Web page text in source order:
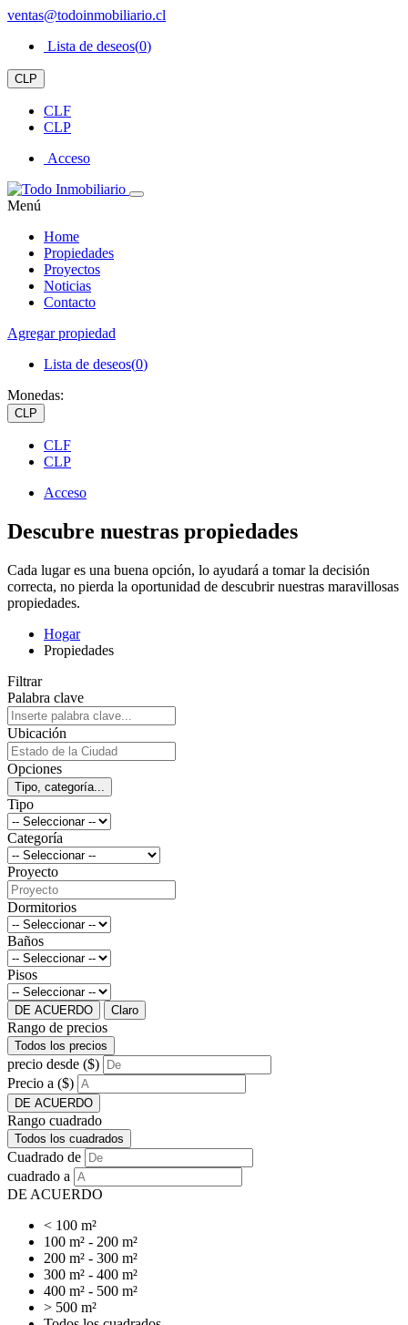
ventas@todoinmobiliario.cl
Lista de deseos(0)
CLP
CLF
CLP
Acceso
Menú
Home
Propiedades
Proyectos
Noticias
Contacto
Agregar propiedad
Lista de deseos(0)
Monedas:
CLP
CLF
CLP
Acceso
Descubre nuestras propiedades
Cada lugar es una buena opción, lo ayudará a tomar la decisión
correcta, no pierda la oportunidad de descubrir nuestras maravillosas
propiedades.
Hogar
Propiedades
Filtrar
Palabra clave
Ubicación
Opciones
Tipo, categoría...
Tipo
Categoría
Proyecto
Dormitorios
Baños
Pisos
DE ACUERDO Claro
Rango de precios
Todos los precios
precio desde ($)
Precio a ($)
DE ACUERDO
Rango cuadrado
Todos los cuadrados
Cuadrado de
cuadrado a
DE ACUERDO
< 100 m²
100 m² - 200 m²
200 m² - 300 m²
300 m² - 400 m²
400 m² - 500 m²
> 500 m²